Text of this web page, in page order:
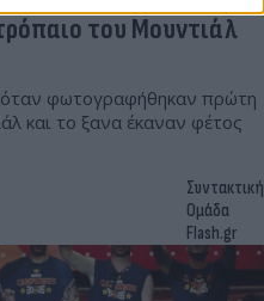
του Μουντιάλ
φωτογραφήθηκαν πρώτη
και το ξανα έκαναν φέτος
Συντακτική
Ομάδα
Flash.gr